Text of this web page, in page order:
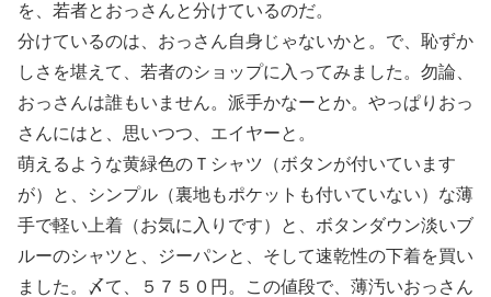
を、若者とおっさんと分けているのだ。
分けているのは、おっさん自身じゃないかと。で、恥ずか
しさを堪えて、若者のショップに入ってみました。勿論、
おっさんは誰もいません。派手かなーとか。やっぱりおっ
さんにはと、思いつつ、エイヤーと。
萌えるような黄緑色のＴシャツ（ボタンが付いています
が）と、シンプル（裏地もポケットも付いていない）な薄
手で軽い上着（お気に入りです）と、ボタンダウン淡いブ
ルーのシャツと、ジーパンと、そして速乾性の下着を買い
ました。〆て、５７５０円。この値段で、薄汚いおっさん